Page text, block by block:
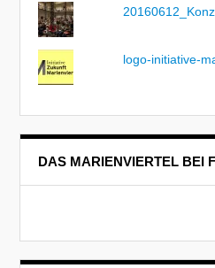
logo-initiative-
DAS MARIENVIERTEL BEI